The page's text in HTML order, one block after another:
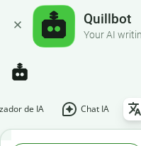
Quillbot
Your AI
de IA Chat IA